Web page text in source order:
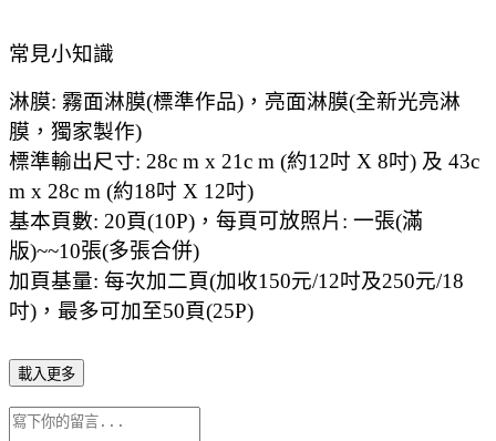
常見小知識
淋膜: 霧面淋膜(標準作品)，亮面淋膜(全新光亮淋
膜，獨家製作)
標準輸出尺寸: 28c m x 21c m (約12吋 X 8吋) 及 43c
m x 28c m (約18吋 X 12吋)
基本頁數: 20頁(10P)， 每頁可放照片: 一張(滿
版)~~10張(多張合併)
加頁基量: 每次加二頁(加收150元/12吋及250元/18
吋)，最多可加至50頁(25P)
載入更多